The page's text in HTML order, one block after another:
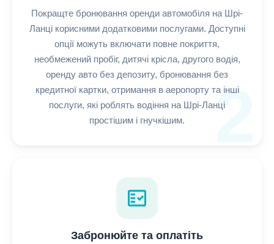
2
Покращте бронювання оренди автомобіля на Шрі-
Ланці корисними додатковими послугами. Доступні
опції можуть включати повне покриття,
необмежений пробіг, дитячі крісла, другого водія,
оренду авто без депозиту, бронювання без
кредитної картки, отримання в аеропорту та інші
послуги, які роблять водіння на Шрі-Ланці
простішим і гнучкішим.
fact_check
Забронюйте та оплатіть